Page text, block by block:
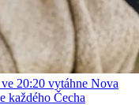
20:20 vytáhne Nova
každého Čecha